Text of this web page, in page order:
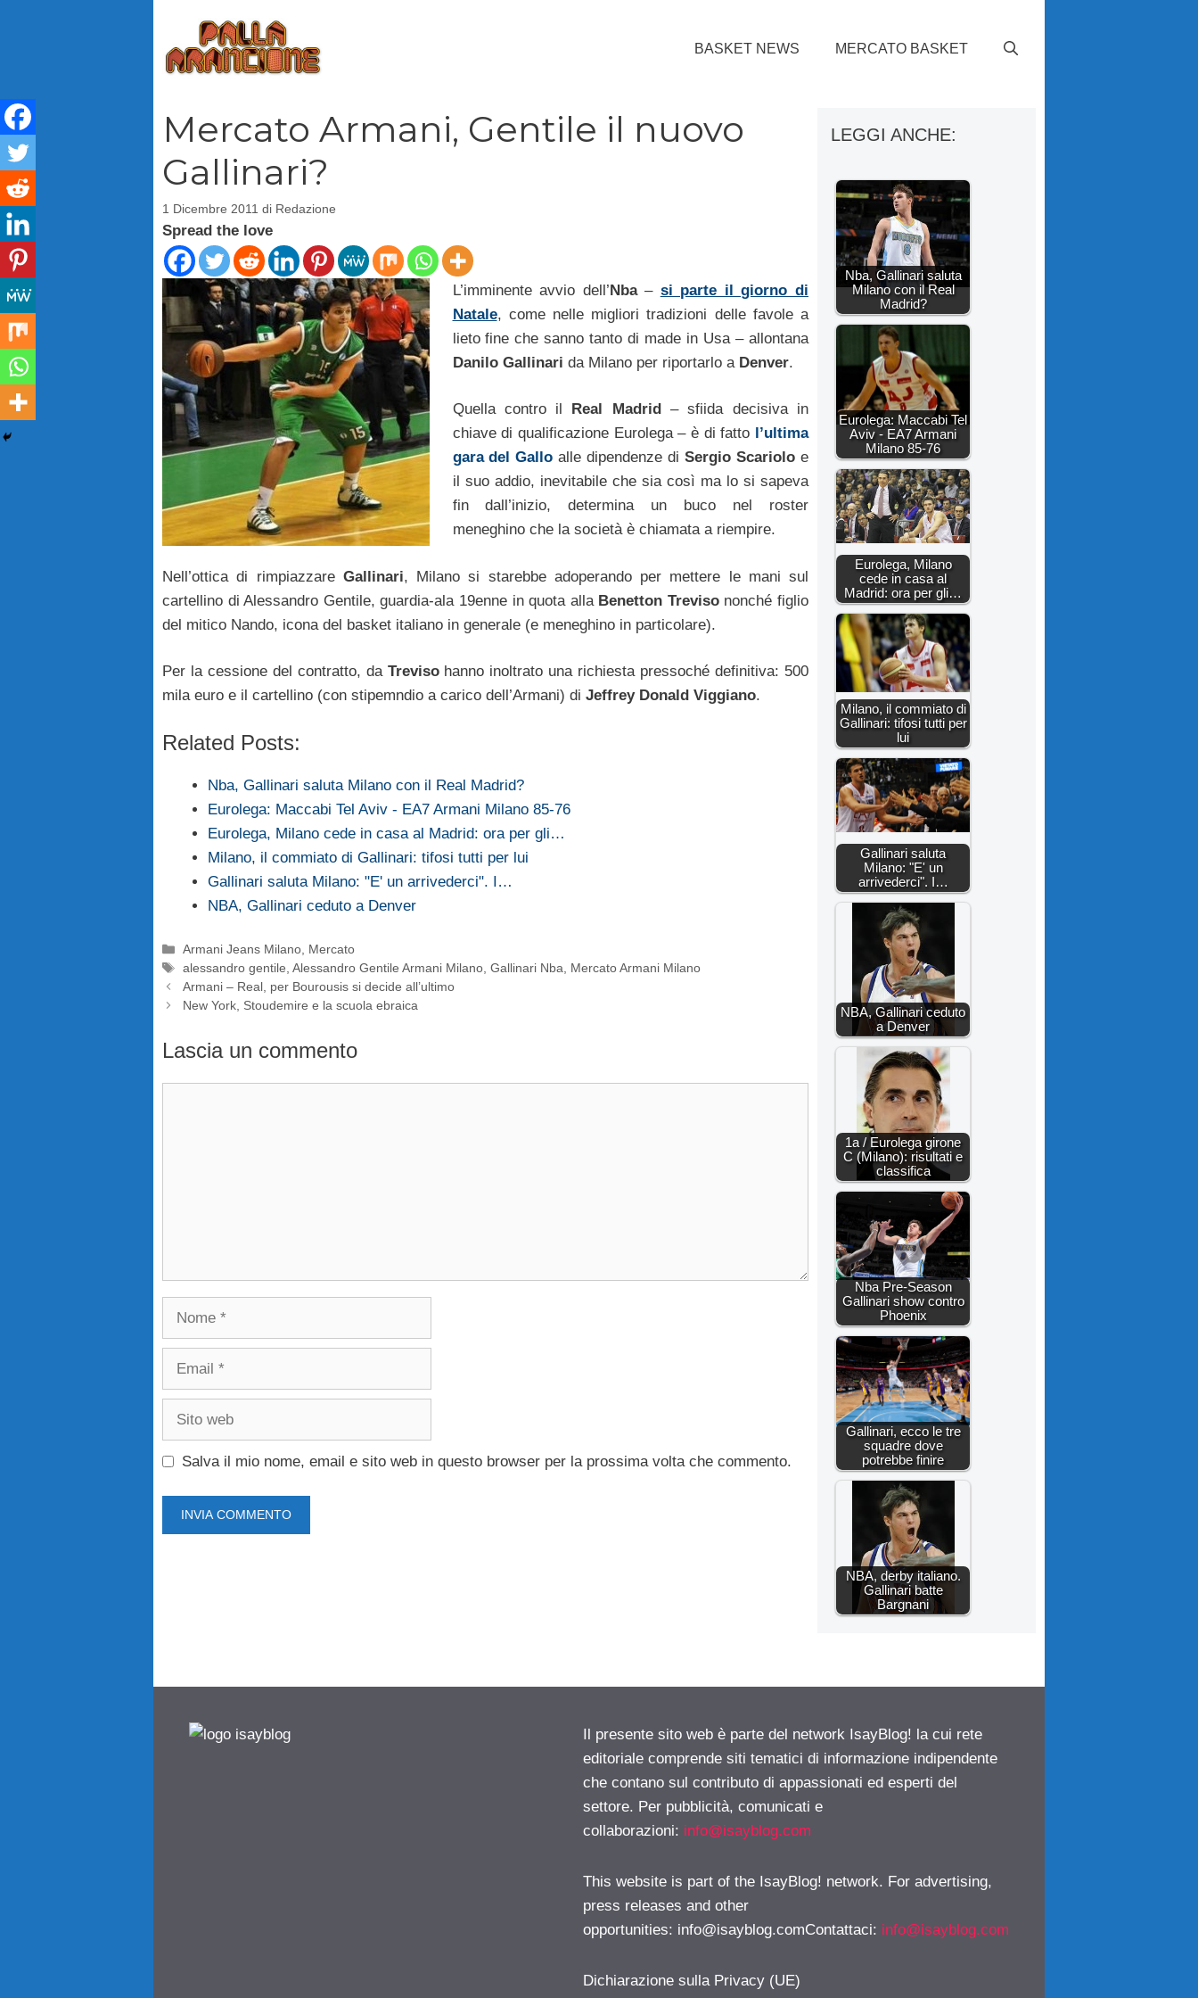
BASKET NEWS MERCATO BASKET
Mercato Armani, Gentile il nuovo
Gallinari?
1 Dicembre 2011 di Redazione
Spread the love
L’imminente avvio dell’Nba– si parte il giorno di
Natale, come nelle migliori tradizioni delle favole a
lieto fine che sanno tanto di made in Usa – allontana
Danilo Gallinari da Milano per riportarlo a Denver.
Quella contro il Real Madrid
– sfiida decisiva in
chiave di qualificazione Eurolega – è di fatto
l’ultima
gara del Gallo alle dipendenze diSergio Scariolo e
il suo addio, inevitabile che sia così ma lo si sapeva
fin dall’inizio, determina un buco nel roster
meneghino che la società è chiamata a riempire.
Nell’ottica di rimpiazzare Gallinari, Milano si starebbe adoperando per mettere le mani sul
cartellino di Alessandro Gentile, guardia-ala 19enne in quota allaBenetton Trevisononché figlio
del mitico Nando, icona del basket italiano in generale (e meneghino in particolare).
Per la cessione del contratto, da Trevisohanno inoltrato una richiesta pressoché definitiva: 500
mila euro e il cartellino (con stipemndio a carico dell’Armani) di Jeffrey Donald Viggiano.
Related Posts:
Nba, Gallinari saluta Milano con il Real Madrid?
Eurolega: Maccabi Tel Aviv - EA7 Armani Milano 85-76
Eurolega, Milano cede in casa al Madrid: ora per gli…
Milano, il commiato di Gallinari: tifosi tutti per lui
Gallinari saluta Milano: "E' un arrivederci". I…
NBA, Gallinari ceduto a Denver
Categorie
Armani Jeans Milano, Mercato
Tag
alessandro gentile,Alessandro Gentile Armani Milano,Gallinari Nba, Mercato Armani Milano
Armani – Real, per Bourousis si decide all’ultimo
New York, Stoudemire e la scuola ebraica
Lascia un commento
Nome
Email
Sito
Salva il mio nome, email e sito web in questo browser per la prossima volta che commento.
LEGGI ANCHE:
Nba, Gallinari saluta
Milano con il Real
Madrid?
Eurolega: Maccabi Tel
Aviv - EA7 Armani
Milano 85-76
Eurolega, Milano
cede in casa al
Madrid: ora per gli…
Milano, il commiato di
Gallinari: tifosi tutti per
lui
Gallinari saluta
Milano: "E' un
arrivederci". I…
NBA, Gallinari ceduto
a Denver
1a / Eurolega girone
C (Milano): risultati e
classifica
Nba Pre-Season
Gallinari show contro
Phoenix
Gallinari, ecco le tre
squadre dove
potrebbe finire
NBA, derby italiano.
Gallinari batte
Bargnani
Il presente sito web è parte del network IsayBlog! la cui rete
editoriale comprende siti tematici di informazione indipendente
che contano sul contributo di appassionati ed esperti del
settore. Per pubblicità, comunicati e
collaborazioni: info@isayblog.com
This website is part of the IsayBlog! network. For advertising,
press releases and other
opportunities: info@isayblog.comContattaci: info@isayblog.com
Dichiarazione sulla Privacy (UE)